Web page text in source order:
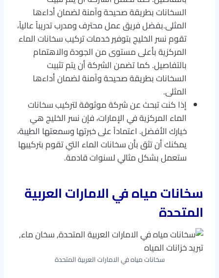
السخانات بطريقة صحيحة وآمنة لضمان أداءها
المثلى.بفضل فريق عمل محترف ومدرب تدريباً عالياً،
تقوم نسر الخليج بتوفير خدمات تركيب سخانات الماء
المركزية بأعلى مستوى من الجودة والاهتمام
بالتفاصيل. كما تضمن الشركة أن يتم تثبيت
السخانات بطريقة صحيحة وآمنة لضمان أداءها
المثلى.
إذا كنت تبحث عن شركة موثوقة لتركيب سخانات
الماء المركزية في الإمارات، فإن نسر الخليج هي
خيارك الأفضل. اعتماداً على خبرتها وسمعتها الطيبة،
يمكنك أن تثق بأن سخانات الماء التي تقوم بتركيبها
ستعمل بشكل مثالي لسنوات قادمة.
سخانات مياه في الامارات العربية
المتحدة
سخانات مياه في الامارات العربية المتحدة